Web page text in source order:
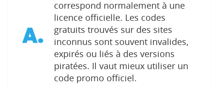
A.
correspond normalement à une
licence officielle. Les codes
gratuits trouvés sur des sites
inconnus sont souvent invalides,
expirés ou liés à des versions
piratées. Il vaut mieux utiliser un
code promo officiel.